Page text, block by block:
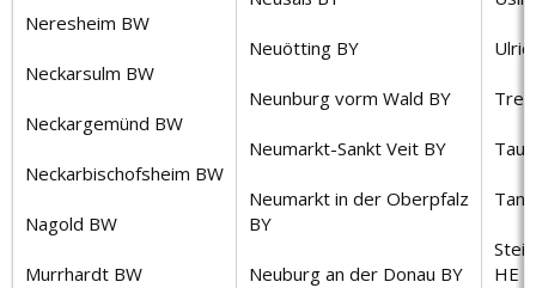
Neresheim BW
Neckarsulm BW
Neckargemünd BW
Neckarbischofsheim BW
Nagold BW
Murrhardt BW
Neuötting BY
Neunburg vorm Wald BY
Neumarkt-Sankt Veit BY
Neumarkt in der Oberpfalz
BY
Neuburg an der Donau BY
HE